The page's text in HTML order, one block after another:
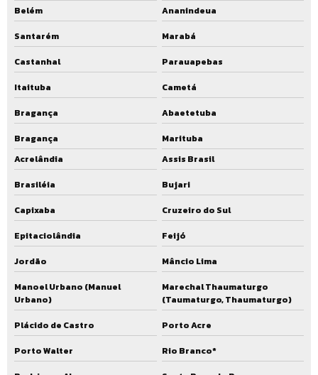
Belém
Ananindeua
Santarém
Marabá
Castanhal
Parauapebas
Itaituba
Cametá
Bragança
Abaetetuba
Bragança
Marituba
Acrelândia
Assis Brasil
Brasiléia
Bujari
Capixaba
Cruzeiro do Sul
Epitaciolândia
Feijó
Jordão
Mâncio Lima
Manoel Urbano (Manuel
Urbano)
Marechal Thaumaturgo
(Taumaturgo, Thaumaturgo)
Plácido de Castro
Porto Acre
Porto Walter
Rio Branco*